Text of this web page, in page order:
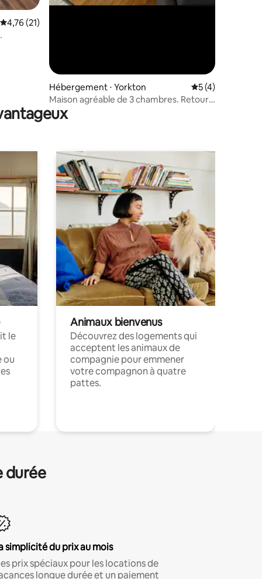
Évaluation moyenne sur la base de 21 commentaires : 4,76 sur 5
4,76 (21)
Hébergement ⋅ Yorkton Évaluation
5 (4)
Maison agréable de 3 chambres. Retour
sur Park….
le
ou
Animaux bienvenus
Découvrez des logements qui
acceptent les animaux de
compagnie pour emmener
votre compagnon à quatre
pattes.
durée
simplicité du prix au mois
prix spéciaux pour les locations de
longue durée et un paiement